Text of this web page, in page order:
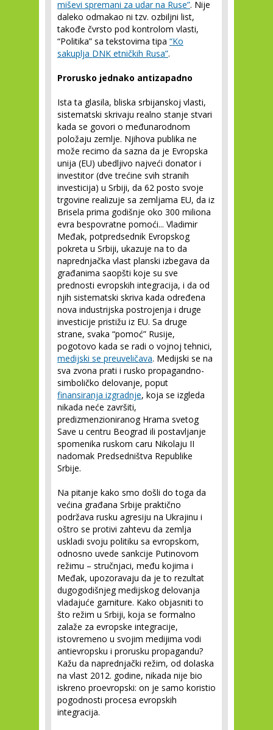
miševi spremani za udar na Ruse”. Nije
daleko odmakao ni tzv. ozbiljni list,
takođe čvrsto pod kontrolom vlasti,
“Politika” sa tekstovima tipa “Ko
sakuplja DNK etničkih Rusa”.
Prorusko jednako antizapadno
Ista ta glasila, bliska srbijanskoj vlasti,
sistematski skrivaju realno stanje stvari
kada se govori o međunarodnom
položaju zemlje. Njihova publika ne
može recimo da sazna da je Evropska
unija (EU) ubedljivo najveći donator i
investitor (dve trećine svih stranih
investicija) u Srbiji, da 62 posto svoje
trgovine realizuje sa zemljama EU, da iz
Brisela prima godišnje oko 300 miliona
evra bespovratne pomoći... Vladimir
Međak, potpredsednik Evropskog
pokreta u Srbiji, ukazuje na to da
naprednjačka vlast planski izbegava da
građanima saopšti koje su sve
prednosti evropskih integracija, i da od
njih sistematski skriva kada određena
nova industrijska postrojenja i druge
investicije pristižu iz EU. Sa druge
strane, svaka “pomoć” Rusije,
pogotovo kada se radi o vojnoj tehnici,
medijski se preuveličava. Medijski se na
sva zvona prati i rusko propagandno-
simboličko delovanje, poput
finansiranja izgradnje, koja se izgleda
nikada neće završiti,
predizmenzioniranog Hrama svetog
Save u centru Beograd ili postavljanje
spomenika ruskom caru Nikolaju II
nadomak Predsedništva Republike
Srbije.
Na pitanje kako smo došli do toga da
većina građana Srbije praktično
podržava rusku agresiju na Ukrajinu i
oštro se protivi zahtevu da zemlja
uskladi svoju politiku sa evropskom,
odnosno uvede sankcije Putinovom
režimu – stručnjaci, među kojima i
Međak, upozoravaju da je to rezultat
dugogodišnjeg medijskog delovanja
vladajuće garniture. Kako objasniti to
što režim u Srbiji, koja se formalno
zalaže za evropske integracije,
istovremeno u svojim medijima vodi
antievropsku i prorusku propagandu?
Kažu da naprednjački režim, od dolaska
na vlast 2012. godine, nikada nije bio
iskreno proevropski: on je samo koristio
pogodnosti procesa evropskih
integracija.